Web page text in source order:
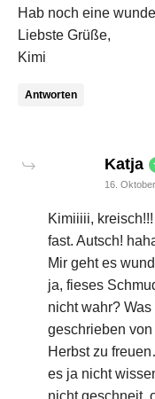
Hab noch eine
Liebste Grüße,
Kimi
Antworten
Katja
16.
Kimiiiii,
fast. Autsch!
Mir geht es
ja, fieses
nicht wahr?
geschrieben
Herbst zu
es ja nicht
nicht geschneit,